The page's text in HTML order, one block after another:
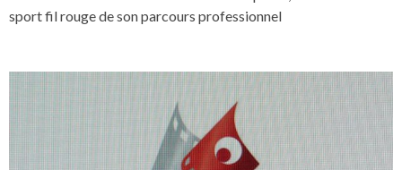
sport fil rouge de son parcours professionnel